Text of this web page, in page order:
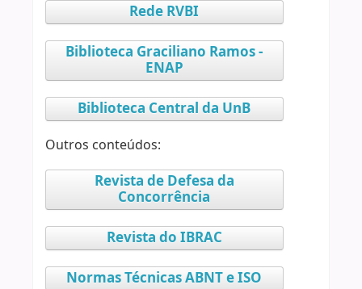
Rede RVBI
Biblioteca Graciliano Ramos -
ENAP
Biblioteca Central da UnB
Outros conteúdos:
Revista de Defesa da
Concorrência
Revista do IBRAC
Normas Técnicas ABNT e ISO